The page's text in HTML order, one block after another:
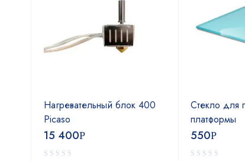
Нагревательный блок 400
Picaso
15 400Р
Стекло для
платформы
550Р